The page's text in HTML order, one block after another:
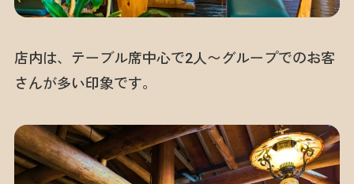
店内は、テーブル席中心で2人〜グループでのお客
さんが多い印象です。